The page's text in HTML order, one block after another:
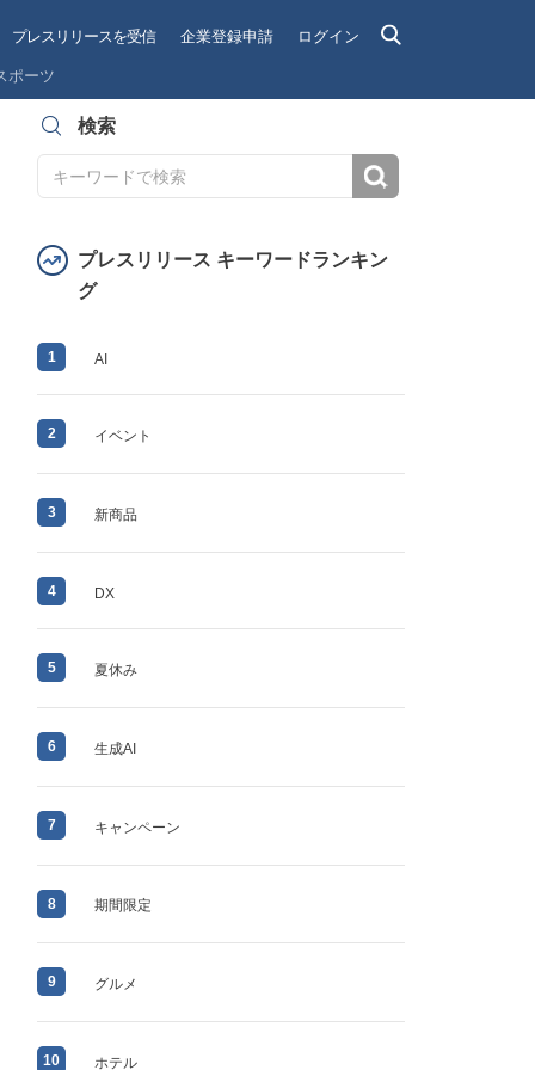
プレスリリースを受信 企業登録申請 ログイン
ポーツ
検索
プレスリリース キーワードランキン
グ
1 AI
2 イベント
3 新商品
4 DX
5 夏休み
6 生成AI
7 キャンペーン
8 期間限定
9 グルメ
10 ホテル